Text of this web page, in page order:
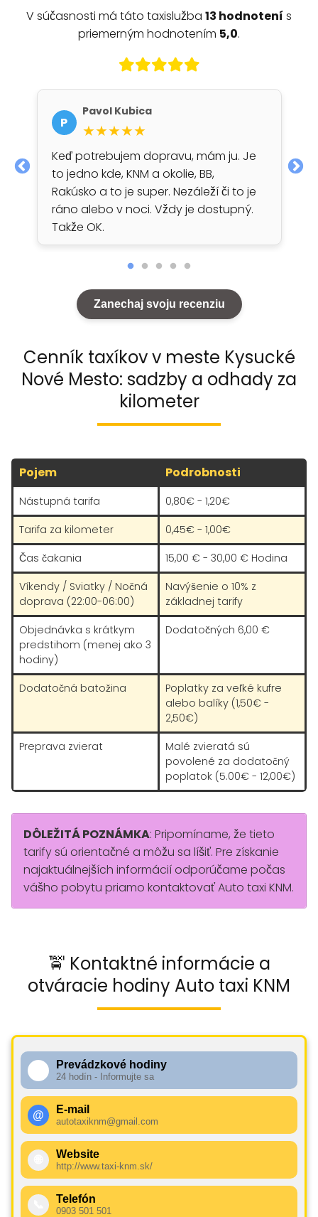
V súčasnosti má táto taxislužba 13 hodnotení s
priemerným hodnotením 5,0.
P
Pavol Kubica
★★★★★
Keď potrebujem dopravu, mám ju. Je
to jedno kde, KNM a okolie, BB,
Rakúsko a to je super. Nezáleží či to je
ráno alebo v noci. Vždy je dostupný.
Takže OK.
Zanechaj svoju recenziu
Cenník taxíkov v meste Kysucké
Nové Mesto: sadzby a odhady za
kilometer
Pojem Podrobnosti
Nástupná tarifa
0,80€ - 1,20€
Tarifa za kilometer
0,45€ - 1,00€
Čas čakania
15,00 € - 30,00 € Hodina
Víkendy / Sviatky / Nočná
doprava (22:00-06:00)
Navýšenie o 10% z
základnej tarify
Objednávka s krátkym
predstihom (menej ako 3
hodiny)
Dodatočných 6,00 €
Dodatočná batožina
Poplatky za veľké kufre
alebo balíky (1,50€ -
2,50€)
Preprava zvierat
Malé zvieratá sú
povolené za dodatočný
poplatok (5.00€ - 12,00€)
DÔLEŽITÁ POZNÁMKA: Pripomíname, že tieto
tarify sú orientačné a môžu sa líšiť. Pre získanie
najaktuálnejších informácií odporúčame počas
vášho pobytu priamo kontaktovať Auto taxi KNM.
🚖 Kontaktné informácie a
otváracie hodiny Auto taxi KNM
Prevádzkové hodiny
24 hodín - Informujte sa
@ E-mail
autotaxiknm@gmail.com
Website
http://www.taxi-knm.sk/
Telefón
0903 501 501